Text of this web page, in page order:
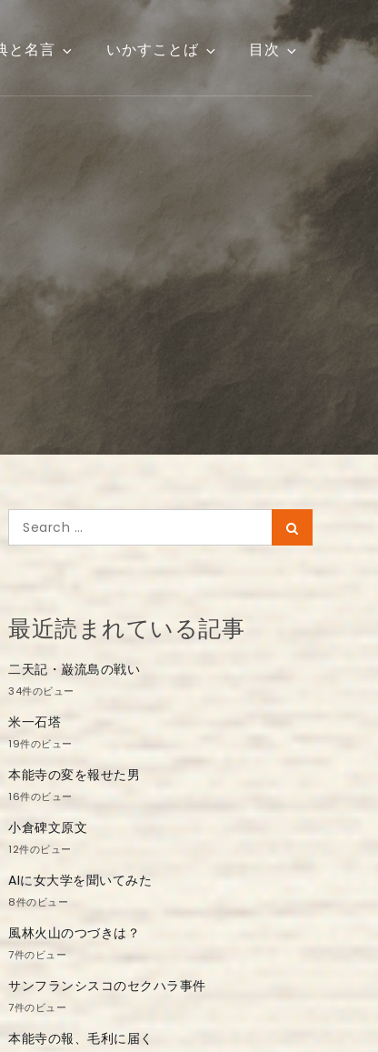
と名言 いかすことば 目次
Search
for:
最近読まれている記事
二天記・巌流島の戦い
34件のビュー
米一石塔
19件のビュー
本能寺の変を報せた男
16件のビュー
小倉碑文原文
12件のビュー
AIに女大学を聞いてみた
8件のビュー
風林火山のつづきは？
7件のビュー
サンフランシスコのセクハラ事件
7件のビュー
本能寺の報、毛利に届く